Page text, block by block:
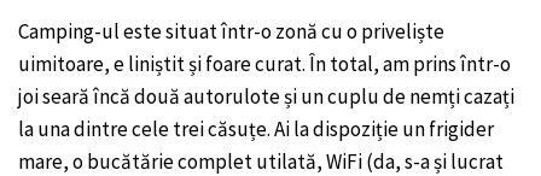
Camping-ul este situat într-o zonă cu o priveliște
uimitoare, e liniștit și foare curat. În total, am prins într-o
joi seară încă două autorulote și un cuplu de nemți cazați
la una dintre cele trei căsuțe. Ai la dispoziție un frigider
mare, o bucătărie complet utilată, WiFi (da, s-a și lucrat